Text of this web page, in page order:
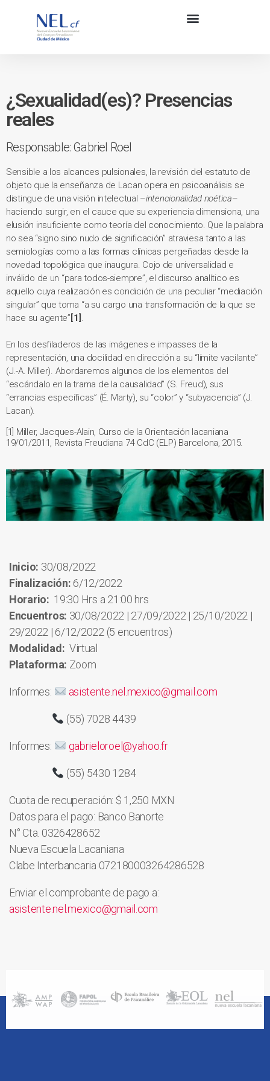
¿Sexualidad(es)? Presencias
reales
Responsable: Gabriel Roel
Sensible a los alcances pulsionales, la revisión del estatuto de
objeto que la enseñanza de Lacan opera en psicoanálisis se
distingue de una visión intelectual –intencionalidad noética–
haciendo surgir, en el cauce que su experiencia dimensiona, una
elusión insuficiente como teoría del conocimiento. Que la palabra
no sea “signo sino nudo de significación” atraviesa tanto a las
semiologías como a las formas clínicas pergeñadas desde la
novedad topológica que inaugura. Cojo de universalidad e
inválido de un “para todos-siempre”, el discurso analítico es
aquello cuya realización es condición de una peculiar “mediación
singular” que toma “a su cargo una transformación de la que se
hace su agente” [1] .
En los desfiladeros de las imágenes e impasses de la
representación, una docilidad en dirección a su “límite vacilante”
(J.-A. Miller). Abordaremos algunos de los elementos del
“escándalo en la trama de la causalidad” (S. Freud), sus
“errancias específicas” (É. Marty), su “color” y “subyacencia” (J.
Lacan).
[1] Miller, Jacques-Alain, Curso de la Orientación lacaniana
19/01/2011, Revista Freudiana 74 CdC (ELP) Barcelona, 2015.
Inicio: 30/08/2022
Finalización: 6/12/2022
Horario: 19:30 Hrs a 21:00 hrs
Encuentros: 30/08/2022 | 27/09/2022 | 25/10/2022 |
29/2022 | 6/12/2022 (5 encuentros)
Modalidad: Virtual
Plataforma: Zoom
Informes: asistente.nel.mexico@gmail.com
(55) 7028 4439
Informes: gabrieloroel@yahoo.fr
(55) 5430 1284
Cuota de recuperación: $ 1,250 MXN
Datos para el pago: Banco Banorte
N° Cta. 0326428652
Nueva Escuela Lacaniana
Clabe Interbancaria 072180003264286528
Enviar el comprobante de pago a:
asistente.nel.mexico@gmail.com